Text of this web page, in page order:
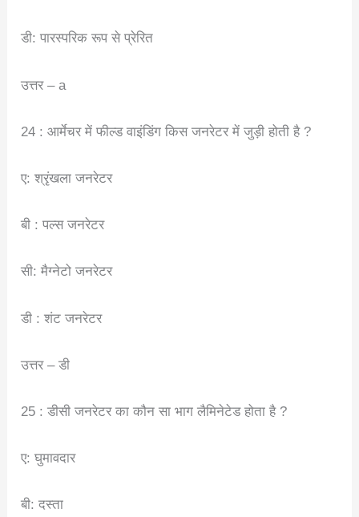
डी: पारस्परिक रूप से प्रेरित
उत्तर – a
24 : आर्मेचर में फील्ड वाइंडिंग किस जनरेटर में जुड़ी होती है ?
ए: श्रृंखला जनरेटर
बी : पल्स जनरेटर
सी: मैग्नेटो जनरेटर
डी : शंट जनरेटर
उत्तर – डी
25 : डीसी जनरेटर का कौन सा भाग लैमिनेटेड होता है ?
ए: घुमावदार
बी: दस्ता